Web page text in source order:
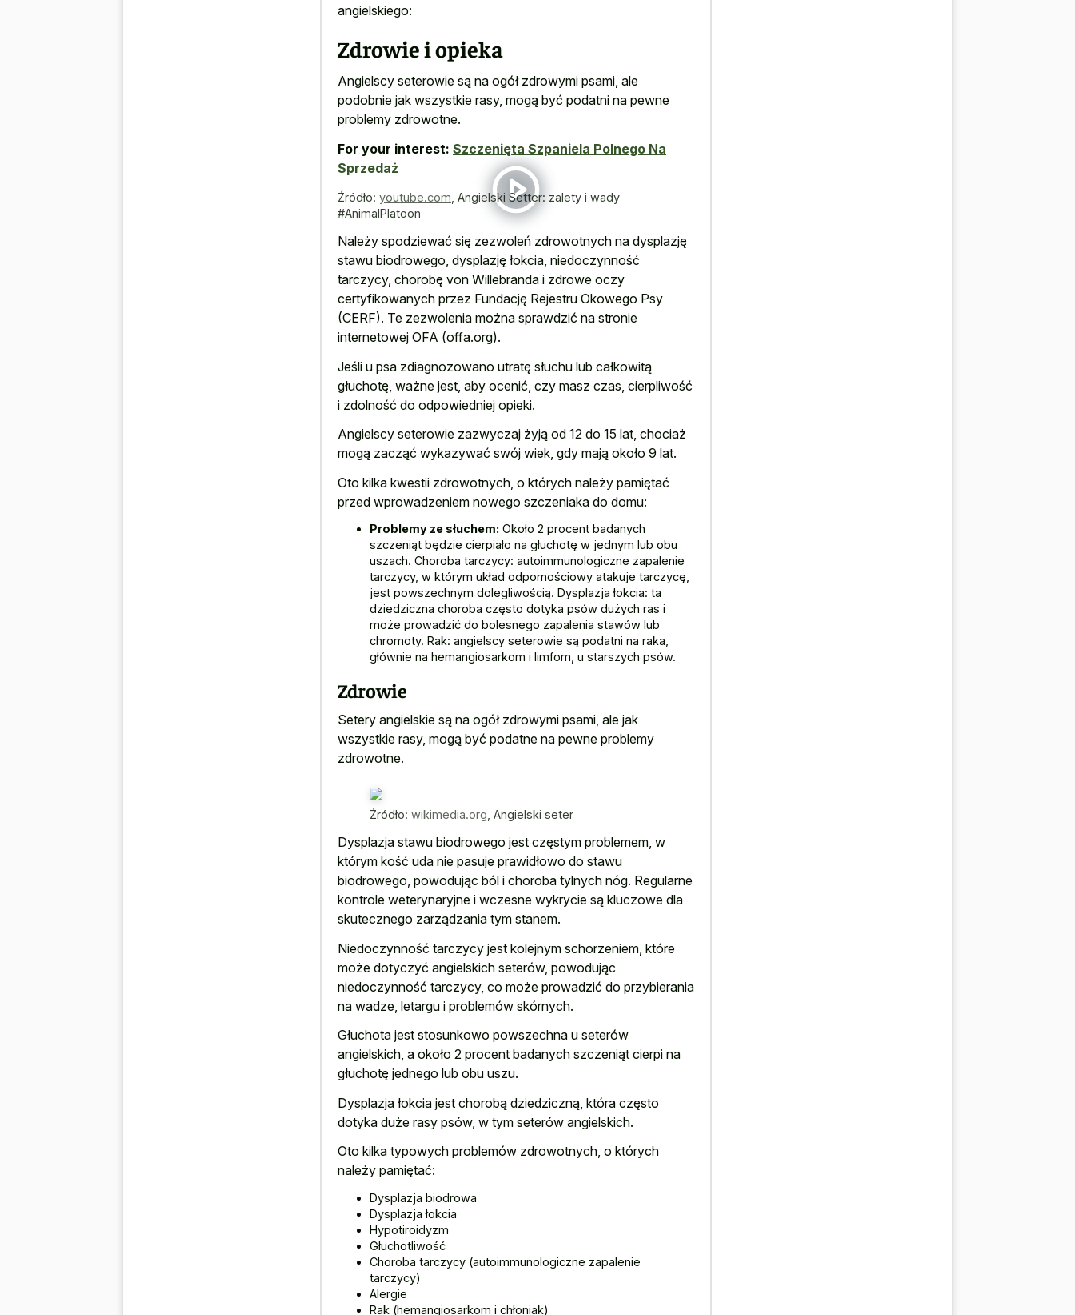
angielskiego:
Zdrowie i opieka
Angielscy seterowie są na ogół zdrowymi psami, ale
podobnie jak wszystkie rasy, mogą być podatni na pewne
problemy zdrowotne.
For your interest: Szczenięta Szpaniela Polnego Na
Sprzedaż
Źródło: youtube.com Angielski Setter: zalety i wady
#AnimalPlatoon
Należy spodziewać się zezwoleń zdrowotnych na dysplazję
stawu biodrowego, dysplazję łokcia, niedoczynność
tarczycy, chorobę von Willebranda i zdrowe oczy
certyfikowanych przez Fundację Rejestru Okowego Psy
(CERF). Te zezwolenia można sprawdzić na stronie
internetowej OFA (offa.org).
Jeśli u psa zdiagnozowano utratę słuchu lub całkowitą
głuchotę, ważne jest, aby ocenić, czy masz czas, cierpliwość
i zdolność do odpowiedniej opieki.
Angielscy seterowie zazwyczaj żyją od 12 do 15 lat, chociaż
mogą zacząć wykazywać swój wiek, gdy mają około 9 lat.
Oto kilka kwestii zdrowotnych, o których należy pamiętać
przed wprowadzeniem nowego szczeniaka do domu:
Problemy ze słuchem: Około 2 procent badanych
szczeniąt będzie cierpiało na głuchotę w jednym lub obu
uszach. Choroba tarczycy: autoimmunologiczne zapalenie
tarczycy, w którym układ odpornościowy atakuje tarczycę,
jest powszechnym dolegliwością. Dysplazja łokcia: ta
dziedziczna choroba często dotyka psów dużych ras i
może prowadzić do bolesnego zapalenia stawów lub
chromoty. Rak: angielscy seterowie są podatni na raka,
głównie na hemangiosarkom i limfom, u starszych psów.
Zdrowie
Setery angielskie są na ogół zdrowymi psami, ale jak
wszystkie rasy, mogą być podatne na pewne problemy
zdrowotne.
Źródło: wikimedia.org Angielski seter
Dysplazja stawu biodrowego jest częstym problemem, w
którym kość uda nie pasuje prawidłowo do stawu
biodrowego, powodując ból i choroba tylnych nóg. Regularne
kontrole weterynaryjne i wczesne wykrycie są kluczowe dla
skutecznego zarządzania tym stanem.
Niedoczynność tarczycy jest kolejnym schorzeniem, które
może dotyczyć angielskich seterów, powodując
niedoczynność tarczycy, co może prowadzić do przybierania
na wadze, letargu i problemów skórnych.
Głuchota jest stosunkowo powszechna u seterów
angielskich, a około 2 procent badanych szczeniąt cierpi na
głuchotę jednego lub obu uszu.
Dysplazja łokcia jest chorobą dziedziczną, która często
dotyka duże rasy psów, w tym seterów angielskich.
Oto kilka typowych problemów zdrowotnych, o których
należy pamiętać:
Dysplazja biodrowa
Dysplazja łokcia
Hypotiroidyzm
Głuchotliwość
Choroba tarczycy (autoimmunologiczne zapalenie
tarczycy)
Alergie
Rak (hemangiosarkom i chłoniak)